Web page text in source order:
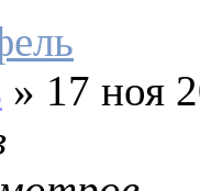
» 17 ноя